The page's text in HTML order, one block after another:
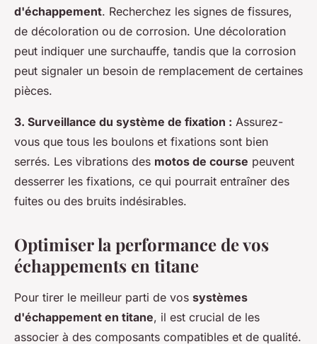
d'échappement. Recherchez les signes de fissures,
de décoloration ou de corrosion. Une décoloration
peut indiquer une surchauffe, tandis que la corrosion
peut signaler un besoin de remplacement de certaines
pièces.
3. Surveillance du système de fixation : Assurez-
vous que tous les boulons et fixations sont bien
serrés. Les vibrations des motos de course peuvent
desserrer les fixations, ce qui pourrait entraîner des
fuites ou des bruits indésirables.
Optimiser la performance de vos
échappements en titane
Pour tirer le meilleur parti de vos systèmes
d'échappement en titane, il est crucial de les
associer à des composants compatibles et de qualité.